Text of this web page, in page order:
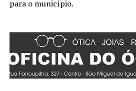
para o município.